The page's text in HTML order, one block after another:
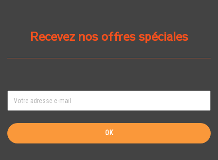
Recevez nos offres spéciales